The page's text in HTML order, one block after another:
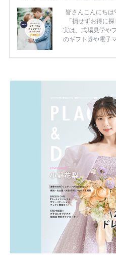
皆さんこんにち
「損せずお得に
実は、式場見学や
のギフト券や電子
ため、比較せずに
一番お得？」「プ
解決します。 ま
ング診断